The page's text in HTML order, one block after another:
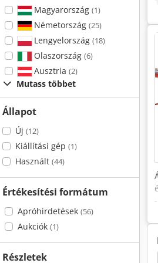
Magyarország (1)
Németország (25)
Lengyelország (18)
Olaszország (6)
Ausztria (2)
Mutass többet
Állapot
Új (12)
Kiállítási gép (1)
Használt (44)
Értékesítési formátum
Apróhirdetések (56)
Aukciók (1)
Részletek